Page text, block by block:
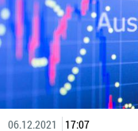
06.12.2021 17:07